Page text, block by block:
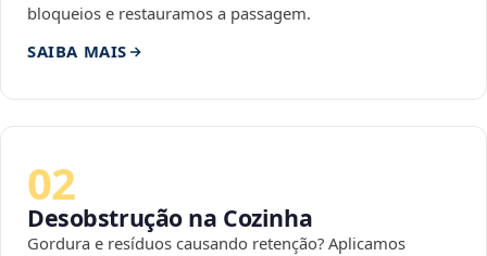
bloqueios e restauramos a passagem.
SAIBA MAIS
02
Desobstrução na Cozinha
Gordura e resíduos causando retenção? Aplicamos